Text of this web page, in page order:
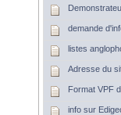
demande
listes
Adresse du
Format VPF
info sur